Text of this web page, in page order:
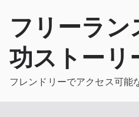
フリーラン
功ストーリ
フレンドリーでアクセス可能